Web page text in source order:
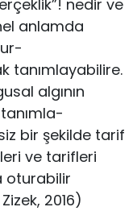
nedir ve
anlamda
tanımlayabilire.
algının
bir şekilde tarif
ve tarifleri
otu­rabilir
2016)